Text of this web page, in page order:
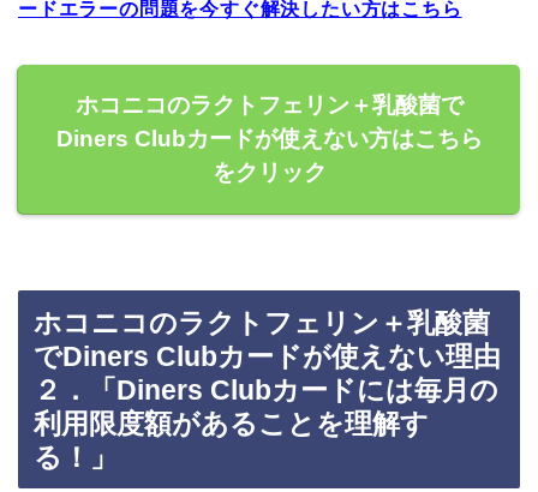
ードエラーの問題を今すぐ解決したい方はこちら
ホコニコのラクトフェリン＋乳酸菌で
Diners Clubカードが使えない方はこちら
をクリック
ホコニコのラクトフェリン＋乳酸菌
でDiners Clubカードが使えない理由
２．「Diners Clubカードには毎月の
利用限度額があることを理解す
る！」